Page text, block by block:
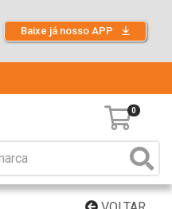
Baixe já nosso APP
0